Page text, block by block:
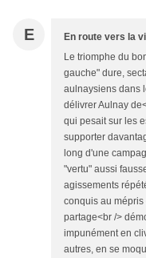
E En route vers la
Le triomphe du
gauche" dure,
aulnaysiens dans
délivrer Aulnay
qui pesait sur les
supporter
long d'une
"vertu" aussi
agissements
conquis au
partage<br />
impunément en
autres, en se